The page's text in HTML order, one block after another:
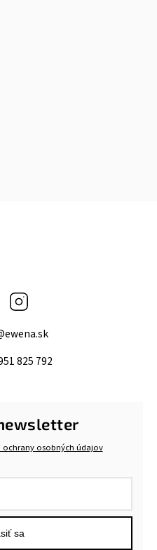
ewena.sk
825 792
osobných údajov
sa